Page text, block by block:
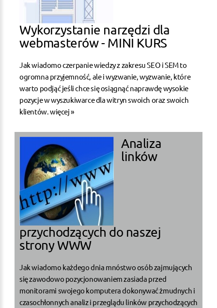
Wykorzystanie narzędzi dla
webmasterów - MINI KURS
Jak wiadomo czerpanie wiedzy z zakresu SEO i SEM to
ogromna przyjemność, ale i wyzwanie, wyzwanie, które
warto podjąć jeśli chce się osiągnąć naprawdę wysokie
pozycje w wyszukiwarce dla witryn swoich oraz swoich
klientów. więcej »
Analiza
linków
przychodzących do naszej
strony WWW
Jak wiadomo każdego dnia mnóstwo osób zajmujących
się zawodowo pozycjonowaniem zasiada przed
monitorami swojego komputera dokonywać żmudnych i
czasochłonnych analiz i przeglądu linków przychodzących